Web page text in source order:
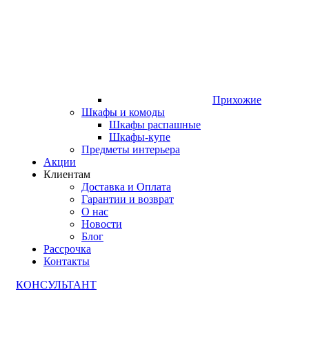
Прихожие
Шкафы и комоды
Шкафы распашные
Шкафы-купе
Предметы интерьера
Акции
Клиентам
Доставка и Оплата
Гарантии и возврат
О нас
Новости
Блог
Рассрочка
Контакты
КОНСУЛЬТАНТ